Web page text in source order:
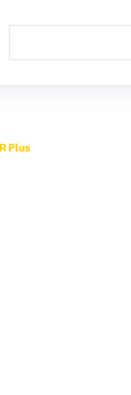
Plus